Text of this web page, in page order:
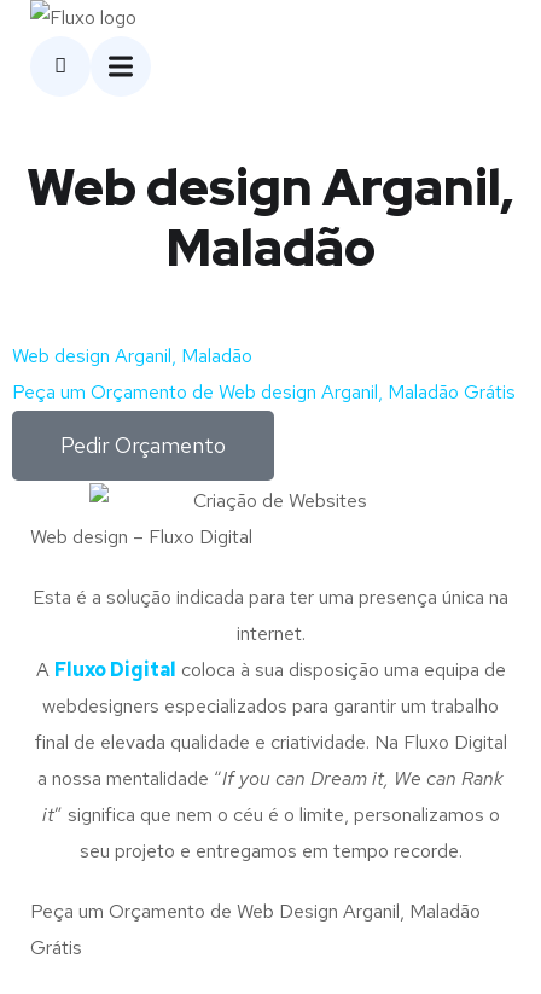
Web design Arganil,
Maladão
Web design Arganil, Maladão
Peça um Orçamento de Web design Arganil, Maladão Grátis
Pedir Orçamento
Web design – Fluxo Digital
Esta é a solução indicada para ter uma presença única na
internet.
A Fluxo Digital coloca à sua disposição uma equipa de
webdesigners especializados para garantir um trabalho
final de elevada qualidade e criatividade. Na Fluxo Digital
a nossa mentalidade “If you can Dream it, We can Rank
it” significa que nem o céu é o limite, personalizamos o
seu projeto e entregamos em tempo recorde.
Peça um Orçamento de Web Design Arganil, Maladão
Grátis